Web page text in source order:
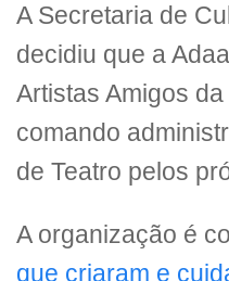
A Secretaria de
decidiu que a
Artistas Amigos
comando
de Teatro pelos
A organização é
que criaram e